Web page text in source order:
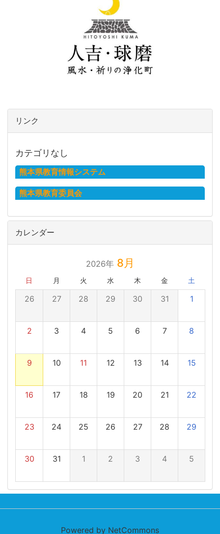
リンク
カテゴリなし
熊本県教育情報システム
熊本県教育委員会
カレンダー
2026年8月
日 月 火 水 木 金 土
26 27 28 29 30 31 1
2 3 4 5 6 7 8
9 10 11 12 13 14 15
16 17 18 19 20 21 22
23 24 25 26 27 28 29
30 31 1 2 3 4 5
Powered by NetCommons